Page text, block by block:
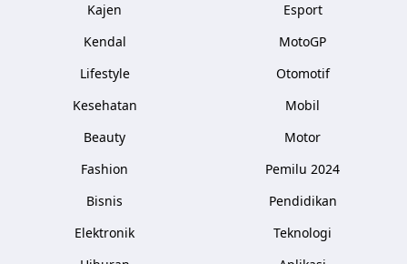
Kajen
Kendal
Lifestyle
Kesehatan
Beauty
Fashion
Bisnis
Elektronik
Esport
MotoGP
Otomotif
Mobil
Motor
Pemilu 2024
Pendidikan
Teknologi